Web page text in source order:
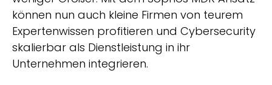
können nun auch kleine Firmen von teurem
Expertenwissen profitieren und Cybersecurity
skalierbar als Dienstleistung in ihr
Unternehmen integrieren.